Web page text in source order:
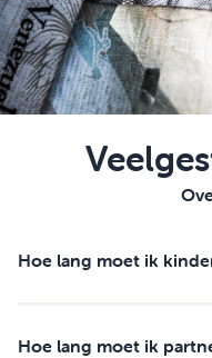
Hoe lang moet ik
Hoe lang moet ik